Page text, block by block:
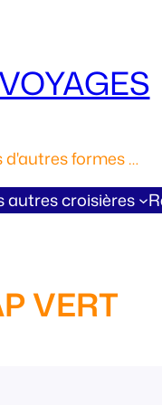
d'autres formes …
autres croisières
VERT